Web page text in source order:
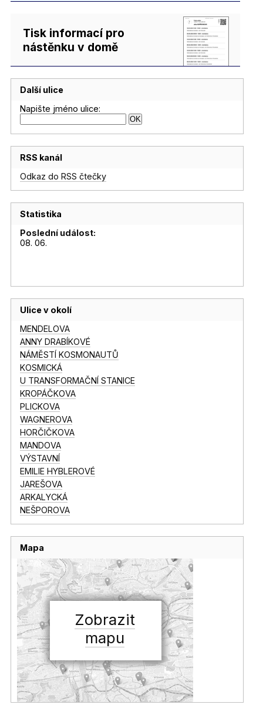
Tisk informací pro
nástěnku v domě
Další ulice
Napište jméno ulice:
RSS kanál
Odkaz do RSS čtečky
Statistika
Poslední událost:
08. 06.
Ulice v okolí
MENDELOVA
ANNY DRABÍKOVÉ
NÁMĚSTÍ KOSMONAUTŮ
KOSMICKÁ
U TRANSFORMAČNÍ STANICE
KROPÁČKOVA
PLICKOVA
WAGNEROVA
HORČIČKOVA
MANDOVA
VÝSTAVNÍ
EMILIE HYBLEROVÉ
JAREŠOVA
ARKALYCKÁ
NEŠPOROVA
Mapa
Zobrazit
mapu